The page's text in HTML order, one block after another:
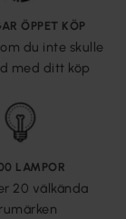
ÖPPET KÖP
du inte skulle
med ditt köp
LAMPOR
20 välkända